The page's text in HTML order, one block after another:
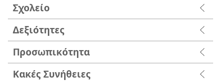
Σχολείο
Δεξιότητες
Προσωπικότητα
Κακές Συνήθειες